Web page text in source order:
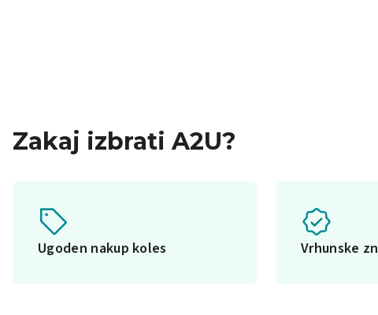
Zakaj izbrati A2U?
Ugoden nakup koles Vrhunske